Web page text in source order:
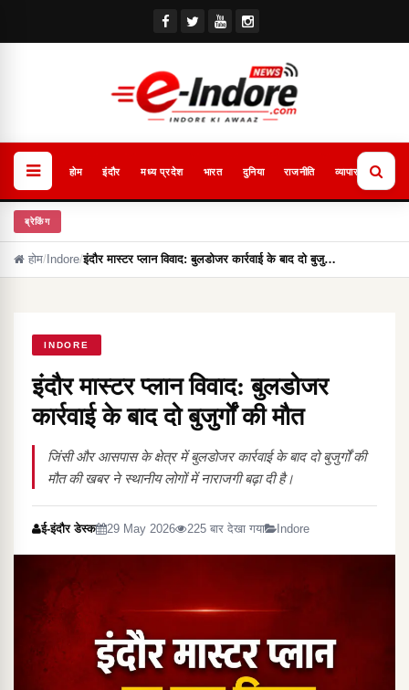
होम इंदौर मध्य प्रदेश भारत दुनिया राजनीति व्यापार खेल
ब्रेकिंग
होम/ Indore/इंदौर मास्टर प्लान विवाद: बुलडोजर कार्रवाई के बाद दो बुजु…
INDORE
इंदौर मास्टर प्लान विवाद: बुलडोजर
कार्रवाई के बाद दो बुजुर्गों की मौत
जिंसी और आसपास के क्षेत्र में बुलडोजर कार्रवाई के बाद दो बुजुर्गों की
मौत की खबर ने स्थानीय लोगों में नाराजगी बढ़ा दी है।
ई-इंदौर डेस्क 29 May 2026 225 बार देखा गया Indore